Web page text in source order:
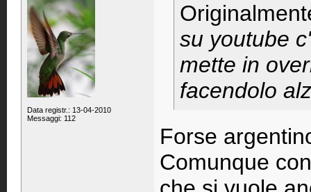
Data registr.: 13-04-2010
Messaggi: 112
su youtube
mette in
facendolo
Forse
Comunque